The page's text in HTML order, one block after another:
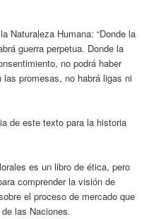
Naturaleza Humana: “Donde la
guerra perpetua. Donde la
no podrá haber
promesas, no habrá ligas ni
de este texto para la historia
es un libro de ética, pero
comprender la visión de
el proceso de mercado que
las Naciones.